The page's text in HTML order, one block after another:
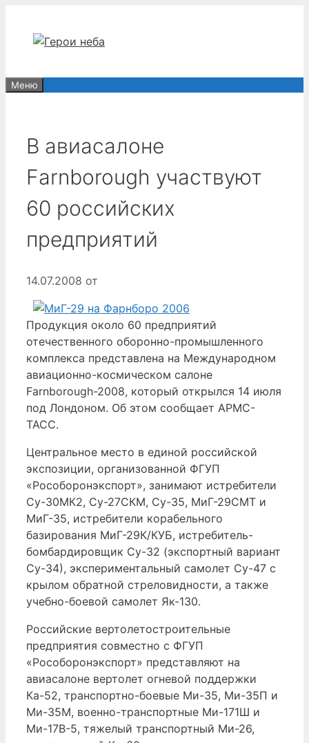
содержимому
Меню
В авиасалоне
Farnborough участвуют
60 российских
предприятий
14.07.2008 от
Продукция около 60 предприятий
отечественного оборонно-промышленного
комплекса представлена на Международном
авиационно-космическом салоне
Farnborough-2008, который открылся 14 июля
под Лондоном. Об этом сообщает АРМС-
ТАСС.
Центральное место в единой российской
экспозиции, организованной ФГУП
«Рособоронэкспорт», занимают истребители
Су-30МК2, Су-27СКМ, Су-35, МиГ-29СМТ и
МиГ-35, истребители корабельного
базирования МиГ-29К/КУБ, истребитель-
бомбардировщик Су-32 (экспортный вариант
Су-34), экспериментальный самолет Су-47 с
крылом обратной стреловидности, а также
учебно-боевой самолет Як-130.
Российские вертолетостроительные
предприятия совместно с ФГУП
«Рособоронэкспорт» представляют на
авиасалоне вертолет огневой поддержки
Ка-52, транспортно-боевые Ми-35, Ми-35П и
Ми-35М, военно-транспортные Ми-171Ш и
Ми-17В-5, тяжелый транспортный Ми-26,